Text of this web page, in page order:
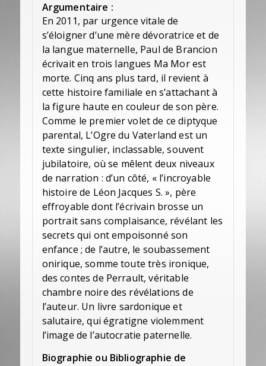
Argumentaire :
En 2011, par urgence vitale de
s’éloigner d’une mère dévoratrice et de
la langue maternelle, Paul de Brancion
écrivait en trois langues Ma Mor est
morte. Cinq ans plus tard, il revient à
cette histoire familiale en s’attachant à
la figure haute en couleur de son père.
Comme le premier volet de ce diptyque
parental, L’Ogre du Vaterland est un
texte singulier, inclassable, souvent
jubilatoire, où se mêlent deux niveaux
de narration : d’un côté, « l’incroyable
histoire de Léon Jacques S. », père
effroyable dont l’écrivain brosse un
portrait sans complaisance, révélant les
secrets qui ont empoisonné son
enfance ; de l’autre, le soubassement
onirique, somme toute très ironique,
des contes de Perrault, véritable
chambre noire des révélations de
l’auteur. Un livre sardonique et
salutaire, qui égratigne violemment
l’image de l’autocratie paternelle.
Biographie ou Bibliographie de